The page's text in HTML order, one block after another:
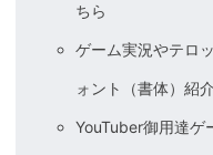
ちら
ゲーム実況やテロ
ォント（書体）紹
YouTuber御用達ゲ